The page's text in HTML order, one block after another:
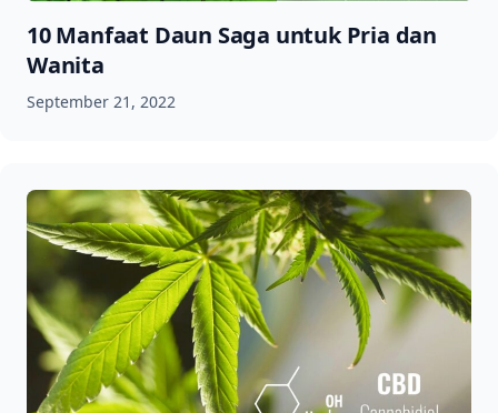
10 Manfaat Daun Saga untuk Pria dan
Wanita
September 21, 2022